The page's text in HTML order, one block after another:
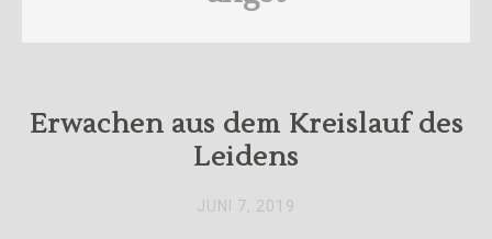
Erwachen aus dem Kreislauf des
Leidens
JUNI 7, 2019